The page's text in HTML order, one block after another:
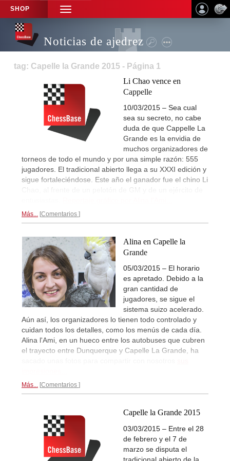
SHOP
TOGGLE
NAVIGATION
Noticias de ajedrez
tag: Capelle la Grande 2015 - Página 1
Li Chao vence en
Cappelle
10/03/2015 – Sea cual
sea su secreto, no cabe
duda de que Cappelle La
Grande es la envidia de
muchos organizadores de
torneos de todo el mundo y por una simple razón: 555
jugadores. El tradicional abierto llega a su XXXI edición y
sigue fortaleciéndose. Este año el ganador fue el chino Li
Chao, al frente de un pelotón de GM y de un ejército de
Más... Comentarios
Alina en Capelle la
Grande
05/03/2015 – El horario
es apretado. Debido a la
gran cantidad de
jugadores, se sigue el
sistema suizo acelerado.
Aún así, los organizadores lo tienen todo controlado y
cuidan todos los detalles, como los menús de cada día.
Alina l'Ami, en un hueco entre los autobuses que cubren
el trayecto entre Dunquerque y Capelle La Grande, ha
Más... Comentarios
Capelle la Grande 2015
03/03/2015 – Entre el 28
de febrero y el 7 de
marzo se disputa el
tradicional abierto de la